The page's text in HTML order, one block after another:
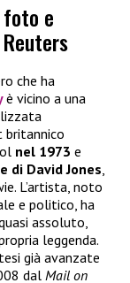
foto e
che ha
è vicino a una
nel 1973 e
di David Jones,
L’artista, noto
e politico, ha
assoluto,
leggenda.
già avanzate
dal Mail on